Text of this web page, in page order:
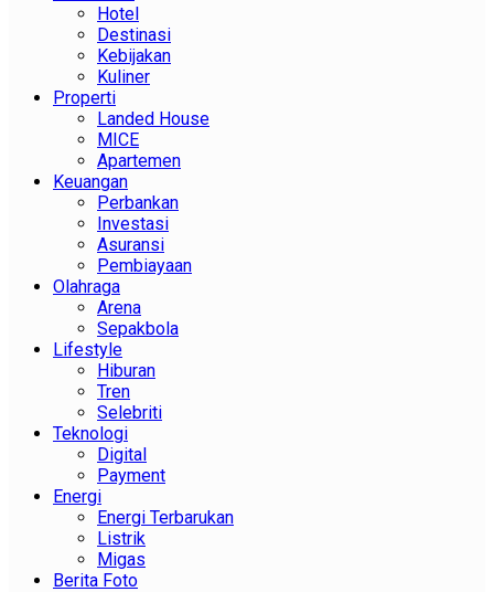
Hotel
Destinasi
Kebijakan
Kuliner
Properti
Landed House
MICE
Apartemen
Keuangan
Perbankan
Investasi
Asuransi
Pembiayaan
Olahraga
Arena
Sepakbola
Lifestyle
Hiburan
Tren
Selebriti
Teknologi
Digital
Payment
Energi
Energi Terbarukan
Listrik
Migas
Berita Foto